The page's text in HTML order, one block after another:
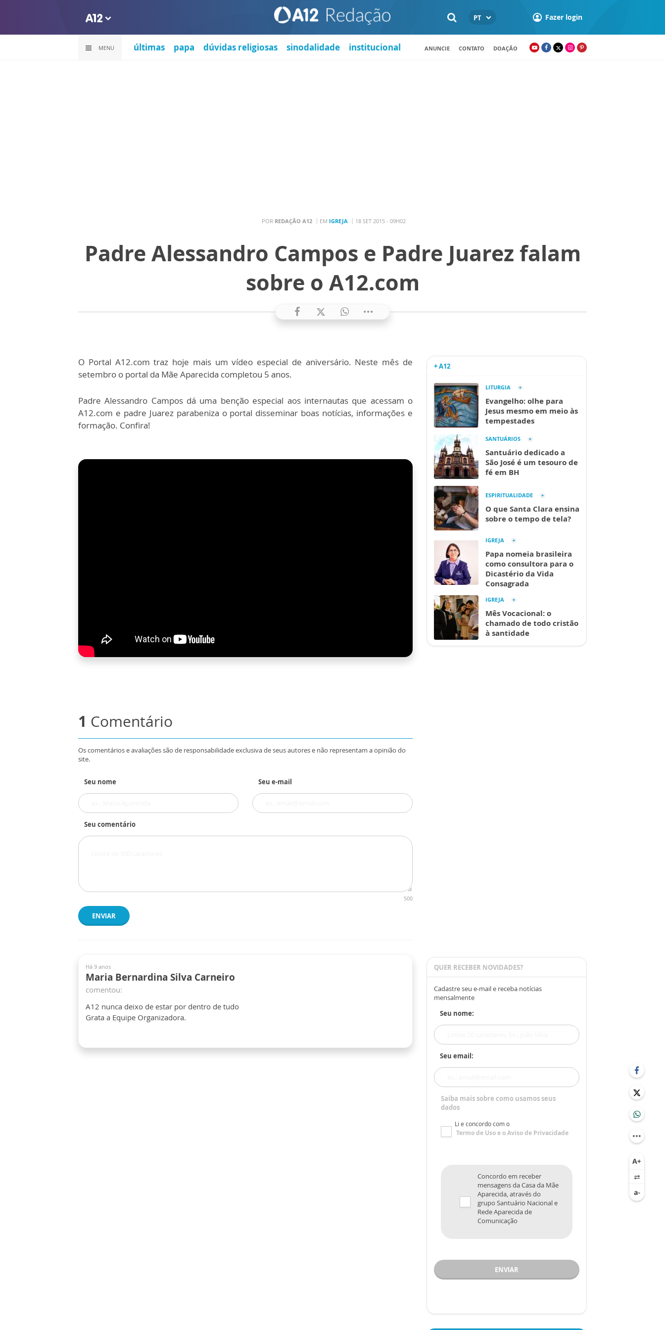
PT Fazer login
MENU últimas papa dúvidas religiosas sinodalidade institucional ANUNCIE CONTATO DOAÇÃO
POR REDAÇÃO A12 EM IGREJA 18 SET 2015 - 09H02
Padre Alessandro Campos e Padre Juarez falam
sobre o A12.com
O Portal A12.com traz hoje mais um vídeo especial de aniversário. Neste mês de
setembro o portal da Mãe Aparecida completou 5 anos.
Padre Alessandro Campos dá uma benção especial aos internautas que acessam o
A12.com e padre Juarez parabeniza o portal disseminar boas notícias, informações e
formação. Confira!
1 Comentário
Os comentários e avaliações são de responsabilidade exclusiva de seus autores e não representam a opinião do
site.
Seu nome Seu e-mail
Seu comentário
500
ENVIAR
Há 9 anos
Maria Bernardina Silva Carneiro
comentou:
A12 nunca deixo de estar por dentro de tudo
Grata a Equipe Organizadora.
+ A12
LITURGIA
Evangelho: olhe para
Jesus mesmo em meio às
tempestades
SANTUÁRIOS
Santuário dedicado a
São José é um tesouro de
fé em BH
ESPIRITUALIDADE
O que Santa Clara ensina
sobre o tempo de tela?
IGREJA
Papa nomeia brasileira
como consultora para o
Dicastério da Vida
Consagrada
IGREJA
Mês Vocacional: o
chamado de todo cristão
à santidade
QUER RECEBER NOVIDADES?
Cadastre seu e-mail e receba notícias
mensalmente
Seu nome:
Seu email:
Saiba mais sobre como usamos seus
dados
Li e concordo com o
Termo de Usoe oAviso de Privacidade
Concordo em receber
mensagens da Casa da Mãe
Aparecida, através do
grupo Santuário Nacional e
Rede Aparecida de
Comunicação
ENVIAR